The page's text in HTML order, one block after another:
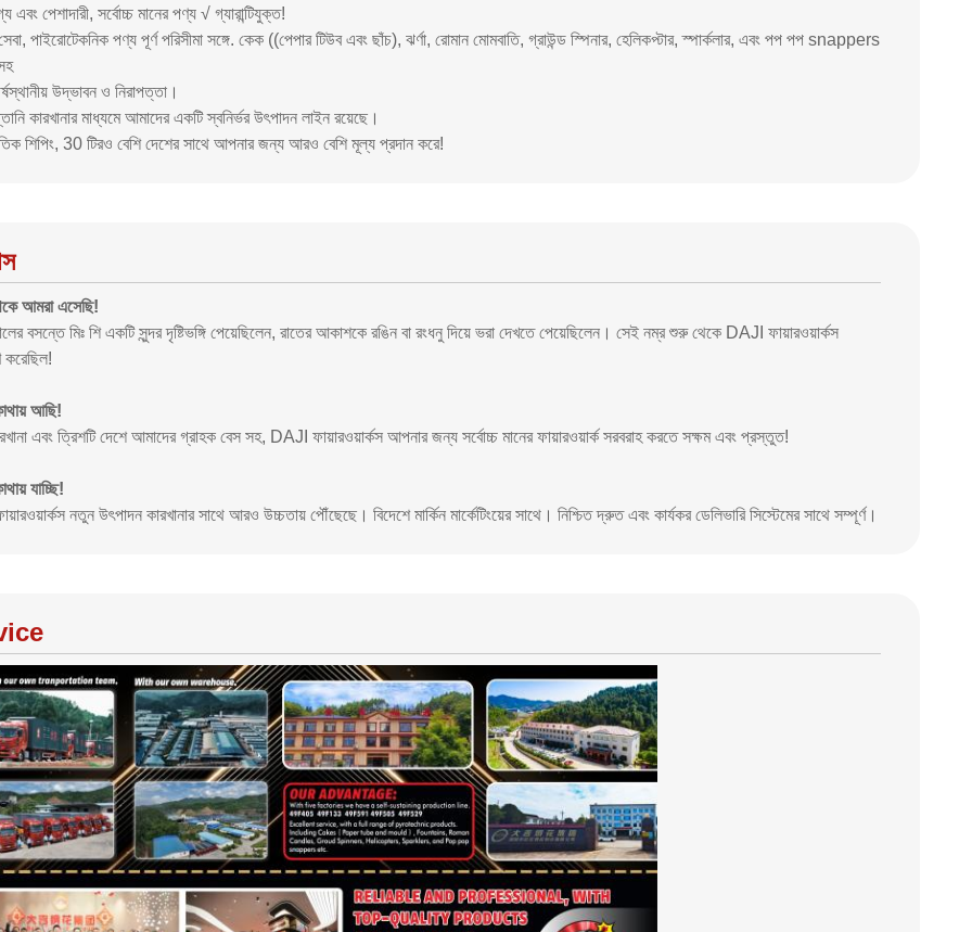
এবং পেশাদারী, সর্বোচ্চ মানের পণ্য √ গ্যারান্টিযুক্ত!
পাইরোটেকনিক পণ্য পূর্ণ পরিসীমা সঙ্গে. কেক ((পেপার টিউব এবং ছাঁচ), ঝর্ণা, রোমান মোমবাতি, গ্রাউন্ড স্পিনার, হেলিকপ্টার, স্পার্কলার, এবং পপ পপ snappers
উদ্ভাবন ও নিরাপত্তা।
কারখানার মাধ্যমে আমাদের একটি স্বনির্ভর উৎপাদন লাইন রয়েছে।
শিপিং, 30 টিরও বেশি দেশের সাথে আপনার জন্য আরও বেশি মূল্য প্রদান করে!
আমরা এসেছি!
বসন্তে মিঃ শি একটি সুন্দর দৃষ্টিভঙ্গি পেয়েছিলেন, রাতের আকাশকে রঙিন বা রংধনু দিয়ে ভরা দেখতে পেয়েছিলেন। সেই নম্র শুরু থেকে DAJI ফায়ারওয়ার্কস
করেছিল!
আছি!
এবং ত্রিশটি দেশে আমাদের গ্রাহক বেস সহ, DAJI ফায়ারওয়ার্কস আপনার জন্য সর্বোচ্চ মানের ফায়ারওয়ার্ক সরবরাহ করতে সক্ষম এবং প্রস্তুত!
যাচ্ছি!
নতুন উৎপাদন কারখানার সাথে আরও উচ্চতায় পৌঁছেছে। বিদেশে মার্কিন মার্কেটিংয়ের সাথে। নিশ্চিত দ্রুত এবং কার্যকর ডেলিভারি সিস্টেমের সাথে সম্পূর্ণ।